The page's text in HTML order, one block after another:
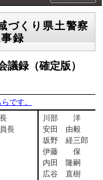
づくり県土警察
録
議録（確定版）
です。
長
川部 洋
安田 由毅
坂野 経三郎
伊藤 保
内田 隆嗣
広谷 直樹